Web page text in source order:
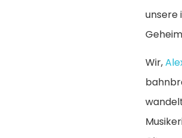
unsere
Wir,